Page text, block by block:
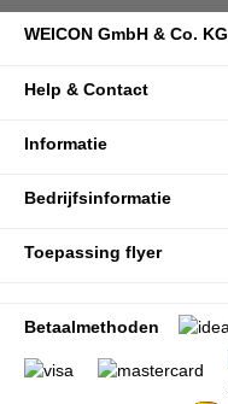
WEICON GmbH & Co. KG
Help & Contact
Informatie
Bedrijfsinformatie
Toepassing flyer
Betaalmethoden